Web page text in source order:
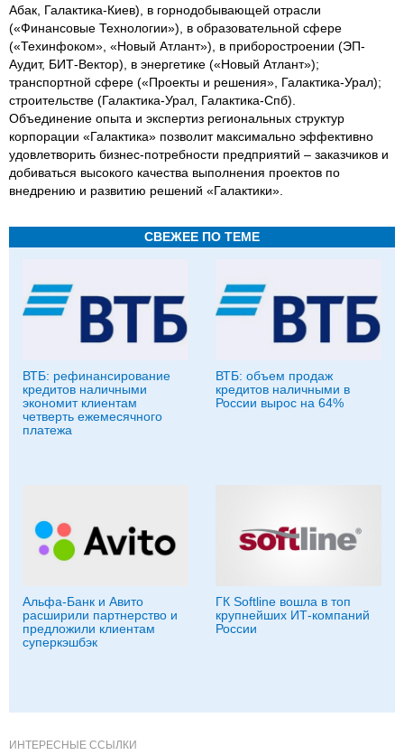
Абак, Галактика-Киев), в горнодобывающей отрасли
(«Финансовые Технологии»), в образовательной сфере
(«Техинфоком», «Новый Атлант»), в приборостроении (ЭП-
Аудит, БИТ-Вектор), в энергетике («Новый Атлант»);
транспортной сфере («Проекты и решения», Галактика-Урал);
строительстве (Галактика-Урал, Галактика-Спб).
Объединение опыта и экспертиз региональных структур
корпорации «Галактика» позволит максимально эффективно
удовлетворить бизнес-потребности предприятий – заказчиков и
добиваться высокого качества выполнения проектов по
внедрению и развитию решений «Галактики».
СВЕЖЕЕ ПО ТЕМЕ
ВТБ: рефинансирование
кредитов наличными
экономит клиентам
четверть ежемесячного
платежа
ВТБ: объем продаж
кредитов наличными в
России вырос на 64%
Альфа-Банк и Авито
расширили партнерство и
предложили клиентам
суперкэшбэк
ГК Softline вошла в топ
крупнейших ИТ-компаний
России
ИНТЕРЕСНЫЕ ССЫЛКИ